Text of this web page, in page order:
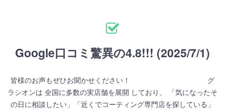
Google口コミ驚異の4.8!!! (2025/7/1)
皆様のお声もぜひお聞かせください！ グ
ラシオンは 全国に多数の実店舗を展開 しており、 「気になったそ
の日に相談したい」「近くでコーティング専門店を探している」